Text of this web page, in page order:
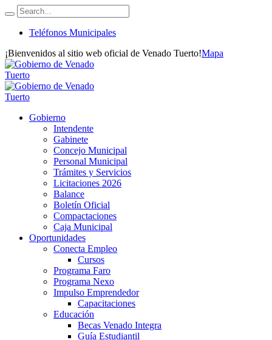
Teléfonos Municipales
¡Bienvenidos al sitio web oficial de Venado Tuerto!Mapa
Gobierno
Intendente
Gabinete
Concejo Municipal
Personal Municipal
Trámites y Servicios
Licitaciones 2026
Balance
Boletín Oficial
Compactaciones
Caja Municipal
Oportunidades
Conecta Empleo
Cursos
Programa Faro
Programa Nexo
Impulso Emprendedor
Capacitaciones
Educación
Becas Venado Integra
Guía Estudiantil